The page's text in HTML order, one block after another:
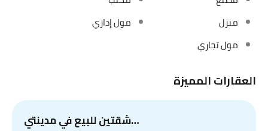
منزل
مول إداري
مول تجاري
العقارات المميزة
شقتين للبيع في مدينتي…